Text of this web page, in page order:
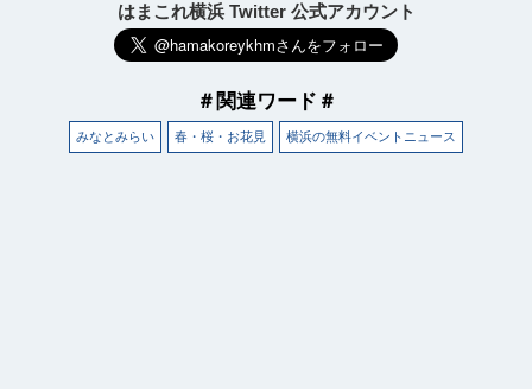
はまこれ横浜 Twitter 公式アカウント
＃関連ワード＃
みなとみらい 春・桜・お花見 横浜の無料イベントニュース